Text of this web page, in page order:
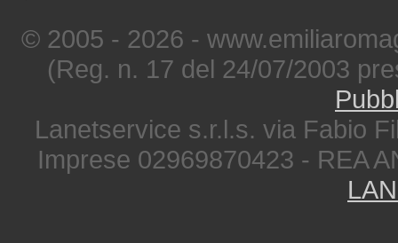
© 2005 - 2026 -
(Reg. n. 17 del 24/07/2003
Lanetservice s.r.l.s. via Fabio
Imprese 02969870423 - REA